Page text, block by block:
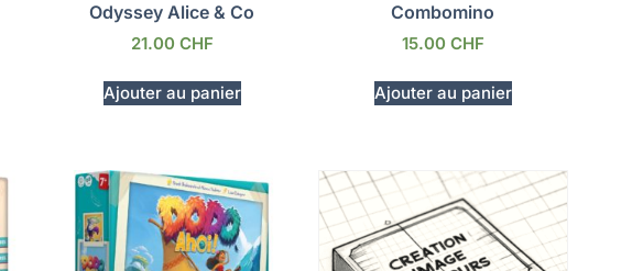
Odyssey Alice & Co
21.00 CHF
Ajouter au panier
Combomino
15.00 CHF
Ajouter au panier